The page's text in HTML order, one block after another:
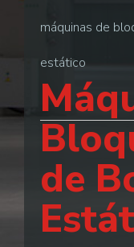
máquinas de
estático
de